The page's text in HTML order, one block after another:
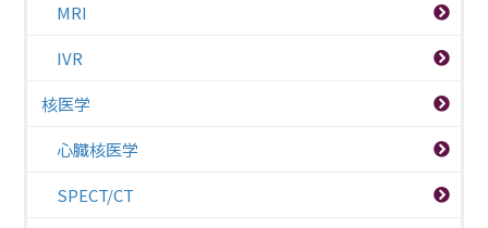
MRI
IVR
核医学
心臓核医学
SPECT/CT